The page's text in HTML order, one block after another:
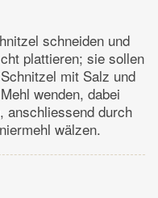
schneiden und
plattieren; sie sollen
mit Salz und
wenden, dabei
anschliessend durch
wälzen.